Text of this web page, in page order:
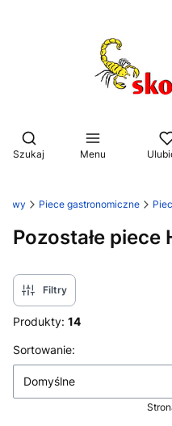
Otwórz wyszukiwarkę
Szukaj Menu
Piece gastronomiczne
Pozostałe piece
Filtry
Produkty: 14
Lista produktów
Sortowanie:
Domyślne